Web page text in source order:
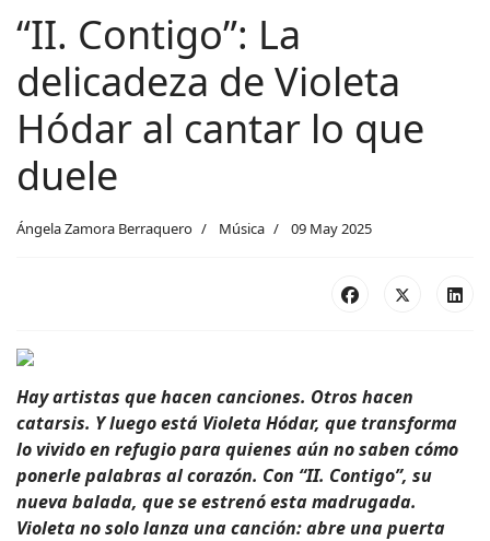
“II. Contigo”: La
delicadeza de Violeta
Hódar al cantar lo que
duele
Ángela Zamora Berraquero Música 09 May 2025
Hay artistas que hacen canciones. Otros hacen
catarsis. Y luego está Violeta Hódar, que transforma
lo vivido en refugio para quienes aún no saben cómo
ponerle palabras al corazón. Con “II. Contigo”, su
nueva balada, que se estrenó esta madrugada.
Violeta no solo lanza una canción: abre una puerta